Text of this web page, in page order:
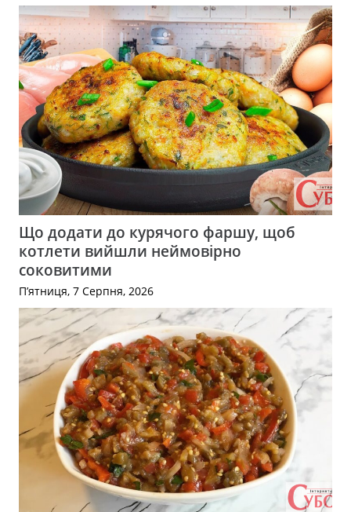
Що додати до курячого фаршу, щоб
котлети вийшли неймовірно
соковитими
П’ятниця, 7 Серпня, 2026